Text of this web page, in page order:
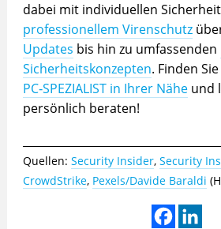
dabei mit individuellen
professionellem Virenschutz
Updates bis hin zu umfassenden
Sicherheitskonzepten. Finden
PC‑SPEZIALIST in Ihrer Näheund
persönlich beraten!
Quellen: Security Insider, Security
CrowdStrike, Pexels/Davide Baraldi